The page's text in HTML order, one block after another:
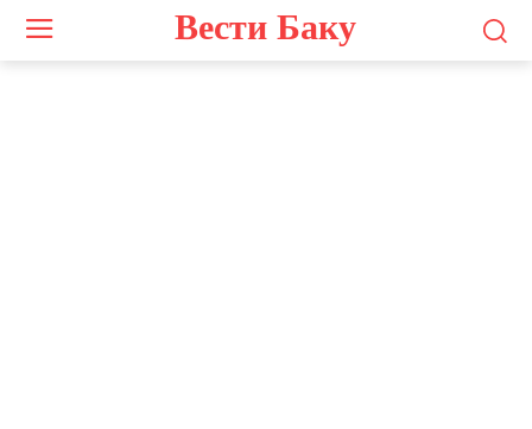
Вести Баку